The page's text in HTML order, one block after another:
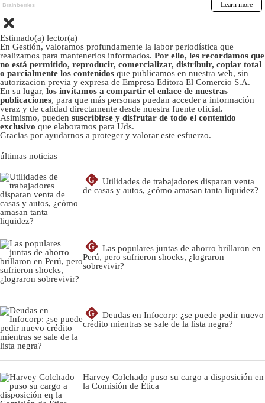
Estimado(a) lector(a)
En Gestión, valoramos profundamente la labor periodística que
realizamos para mantenerlos informados. Por ello, les recordamos que
no está permitido, reproducir, comercializar, distribuir, copiar total
o parcialmente los contenidos que publicamos en nuestra web, sin
autorizacion previa y expresa de Empresa Editora El Comercio S.A.
En su lugar, los invitamos a compartir el enlace de nuestras
publicaciones, para que más personas puedan acceder a información
veraz y de calidad directamente desde nuestra fuente oficial.
Asimismo, pueden suscribirse y disfrutar de todo el contenido
exclusivo que elaboramos para Uds.
Gracias por ayudarnos a proteger y valorar este esfuerzo.
últimas noticias
G
Utilidades de trabajadores disparan venta
de casas y autos, ¿cómo amasan tanta liquidez?
G
Las populares juntas de ahorro brillaron en
Perú, pero sufrieron shocks, ¿lograron
sobrevivir?
G
Deudas en Infocorp: ¿se puede pedir nuevo
crédito mientras se sale de la lista negra?
Harvey Colchado puso su cargo a disposición en
la Comisión de Ética